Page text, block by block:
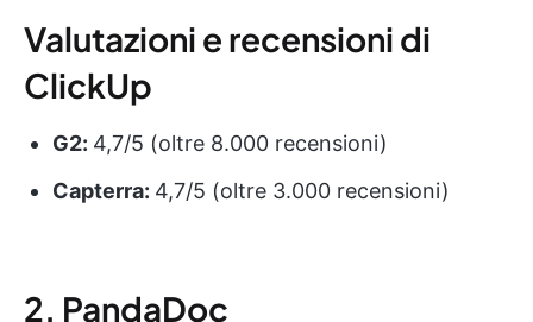
Valutazioni e recensioni di
ClickUp
G2: 4,7/5 (oltre 8.000 recensioni)
Capterra: 4,7/5 (oltre 3.000 recensioni)
2. PandaDoc